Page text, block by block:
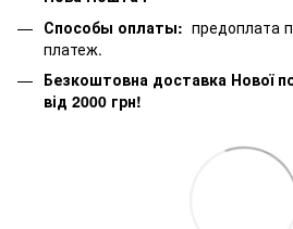
Способы оплаты: предоплата
платеж.
Безкоштовна доставка Нової
від 2000 грн!